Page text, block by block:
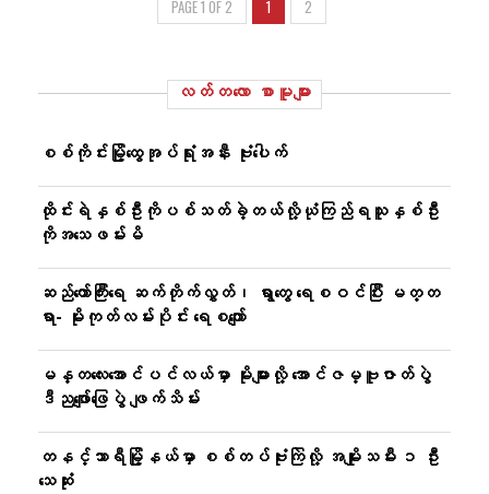
PAGE 1 OF 2 1 2
လတ်တ‌လော စာမူများ
စစ်ကိုင်းမြို့ထွေအုပ်ရုံးအနီး ဗုံးပေါက်
ထိုင်းရဲနှစ်ဦးကိုပစ်သတ်ခဲ့တယ်လို့ယုံကြည်ရသူနှစ်ဦး
ကိုအသေဖမ်းမိ
ဆည်တော်ကြီးရေ ဆက်တိုက်လွှတ်၊ ရွာတွေ ရေစဝင်ပြီး မတ္တ
ရာ- မိုးကုတ်လမ်းပိုင်း ရေစကျော်
မန္တလေးအောင်ပင်လယ်မှာ မိုးများလို့ အောင်ဇမ္ဗူဇာတ်ပွဲ
ဒီညဖျော်ဖြေပွဲ ဖျက်သိမ်း
တနင်္သာရီမြို့နယ်မှာ စစ်တပ်ဗုံးကြဲလို့ အမျိုးသမီး ၁ ဦး
သေဆုံး